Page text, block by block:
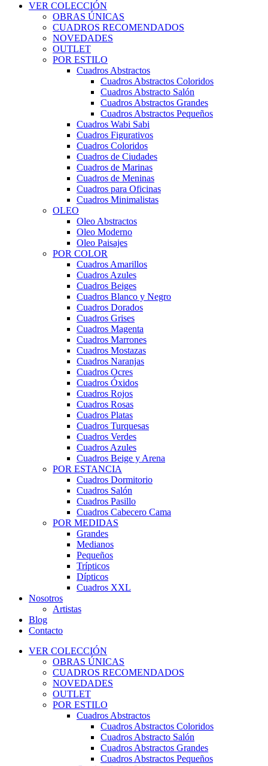
VER COLECCIÓN
OBRAS ÚNICAS
CUADROS RECOMENDADOS
NOVEDADES
OUTLET
POR ESTILO
Cuadros Abstractos
Cuadros Abstractos Coloridos
Cuadros Abstracto Salón
Cuadros Abstractos Grandes
Cuadros Abstractos Pequeños
Cuadros Wabi Sabi
Cuadros Figurativos
Cuadros Coloridos
Cuadros de Ciudades
Cuadros de Marinas
Cuadros de Meninas
Cuadros para Oficinas
Cuadros Minimalistas
OLEO
Oleo Abstractos
Oleo Moderno
Oleo Paisajes
POR COLOR
Cuadros Amarillos
Cuadros Azules
Cuadros Beiges
Cuadros Blanco y Negro
Cuadros Dorados
Cuadros Grises
Cuadros Magenta
Cuadros Marrones
Cuadros Mostazas
Cuadros Naranjas
Cuadros Ocres
Cuadros Óxidos
Cuadros Rojos
Cuadros Rosas
Cuadros Platas
Cuadros Turquesas
Cuadros Verdes
Cuadros Azules
Cuadros Beige y Arena
POR ESTANCIA
Cuadros Dormitorio
Cuadros Salón
Cuadros Pasillo
Cuadros Cabecero Cama
POR MEDIDAS
Grandes
Medianos
Pequeños
Trípticos
Dípticos
Cuadros XXL
Nosotros
Artistas
Blog
Contacto
VER COLECCIÓN
OBRAS ÚNICAS
CUADROS RECOMENDADOS
NOVEDADES
OUTLET
POR ESTILO
Cuadros Abstractos
Cuadros Abstractos Coloridos
Cuadros Abstracto Salón
Cuadros Abstractos Grandes
Cuadros Abstractos Pequeños